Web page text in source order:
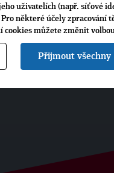
uživatelích (např. síťové
některé účely zpracování
můžete změnit
Přijmout všechny